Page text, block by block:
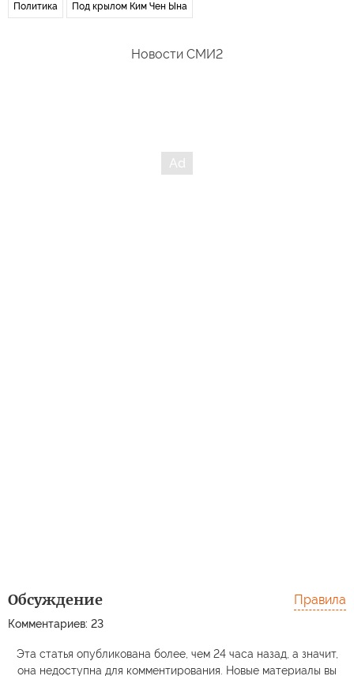
Политика Под крылом Ким Чен Ына
Новости СМИ2
Обсуждение
Комментариев: 23
Правила
Эта статья опубликована более, чем 24 часа назад, а значит,
она недоступна для комментирования. Новые материалы вы